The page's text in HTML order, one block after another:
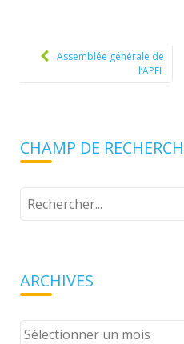
navigationAssemblée générale de
l’APEL
CHAMP DE
Tapez
ARCHIVES
Archives